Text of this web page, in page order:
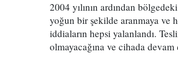
2004 yılının ardından
yoğun bir şekilde aranmaya ve
iddiaların hepsi yalanlandı.
olmayacağına ve cihada